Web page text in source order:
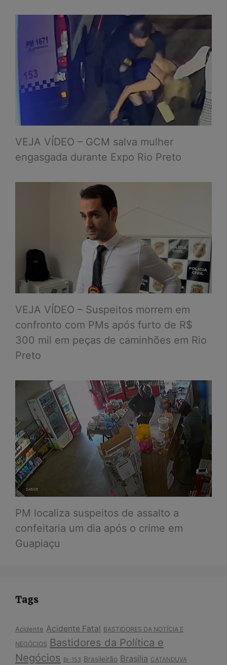
VEJA VÍDEO – GCM salva mulher
engasgada durante Expo Rio Preto
VEJA VÍDEO – Suspeitos morrem em
confronto com PMs após furto de R$
300 mil em peças de caminhões em Rio
Preto
PM localiza suspeitos de assalto a
confeitaria um dia após o crime em
Guapiaçu
Tags
Acidente Acidente Fatal BASTIDORES DA NOTÍCIA E
NEGÓCIOS Bastidores da Política e
Negócios Br-153 Brasileirão Brasília CATANDUVA